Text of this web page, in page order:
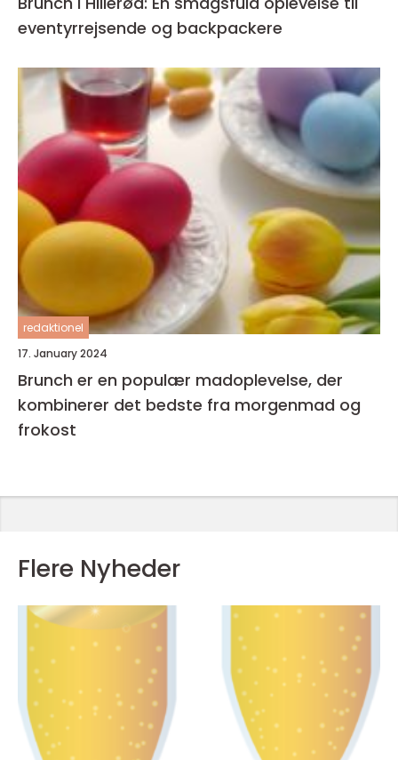
eventyrrejsende og backpackere
redaktionel
17. January 2024
Brunch er en populær madoplevelse, der
kombinerer det bedste fra morgenmad og
frokost
Flere Nyheder